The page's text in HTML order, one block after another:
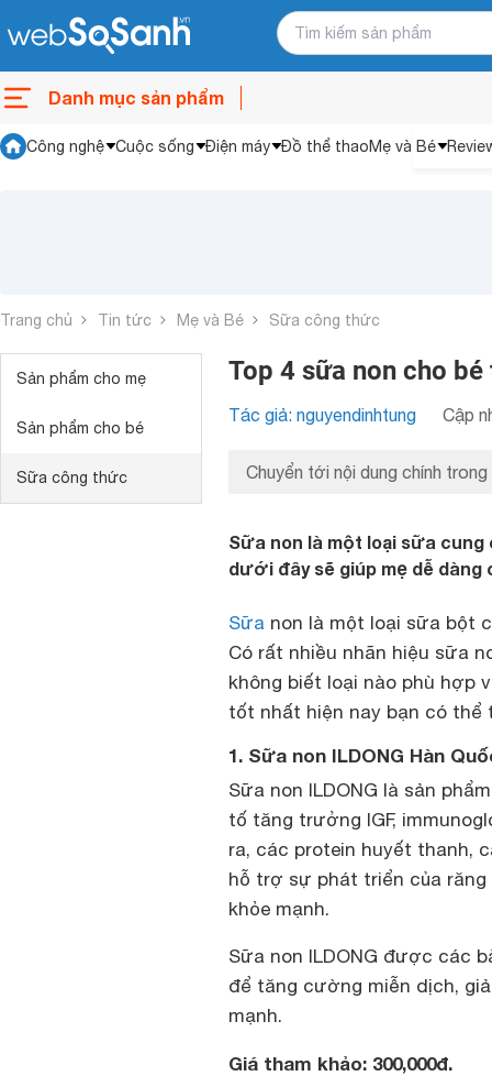
Danh mục sản phẩm
Công nghệ Cuộc sống Điện máy Đồ thể thaoMẹ và Bé
Trang chủ Tin tức Mẹ và Bé Sữa công thức
Sản phẩm cho mẹ
Sản phẩm cho bé
Sữa công thức
Top 4 sữa non cho
Tác giả: nguyendinhtung Cập
Chuyển tới nội dung chính trong
Sữa non là một loại sữa
dưới đây sẽ giúp mẹ dễ
Sữa non là một loại sữa bột
Có rất nhiều nhãn hiệu sữa
không biết loại nào phù hợp
tốt nhất hiện nay bạn có thể
1. Sữa non ILDONG Hàn
Sữa non ILDONG là sản
tố tăng trưởng IGF,
ra, các protein huyết thanh,
hỗ trợ sự phát triển của
khỏe mạnh.
Sữa non ILDONG được các
để tăng cường miễn dịch,
mạnh.
Giá tham khảo: 300,000đ.